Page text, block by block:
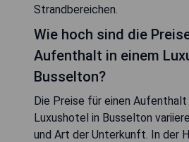
Strandbereichen.
Wie hoch sind die
Aufenthalt in einem
Busselton?
Die Preise für einen Aufenthalt
Luxushotel in Busselton
und Art der Unterkunft. In der